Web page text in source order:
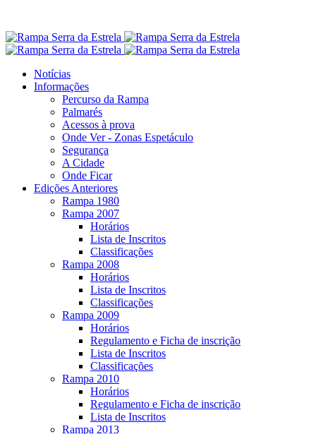
Notícias
Informações
Percurso da Rampa
Palmarés
Acessos à prova
Onde Ver - Zonas Espetáculo
Segurança
A Cidade
Onde Ficar
Edições Anteriores
Rampa 1980
Rampa 2007
Horários
Lista de Inscritos
Classificações
Rampa 2008
Horários
Lista de Inscritos
Classificações
Rampa 2009
Horários
Regulamento e Ficha de inscrição
Lista de Inscritos
Classificações
Rampa 2010
Horários
Regulamento e Ficha de inscrição
Lista de Inscritos
Rampa 2013